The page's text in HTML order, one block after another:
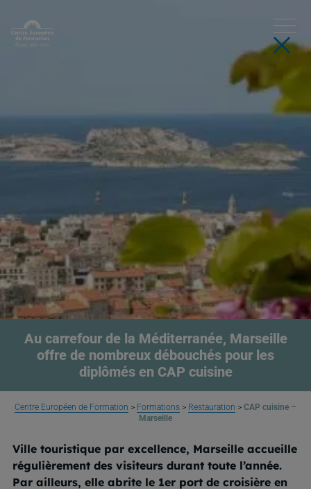
Au carrefour de la Méditerranée, Marseille
offre de nombreux débouchés pour les
diplômés en CAP cuisine
Centre Européen de Formation > Formations > Restauration > CAP cuisine –
Marseille
Ville touristique par excellence, Marseille accueille
régulièrement des visiteurs durant toute l’année.
Par ailleurs, elle abrite le 1er port de croisière en